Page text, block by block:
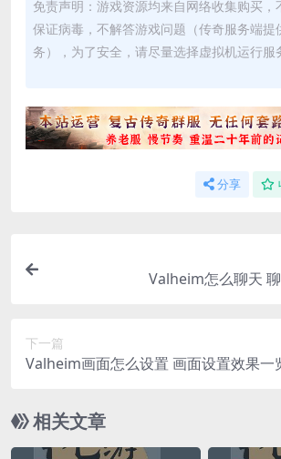
免责声明：游戏资源均来自网络收集购买，
保证病毒，不解答游戏问题（传奇服务端提
务），为了安全，请尽量选择虚拟机运行服
分享
Valheim怎么聊天
下一篇
Valheim画面怎么设置 画面设置效果一
相关文章